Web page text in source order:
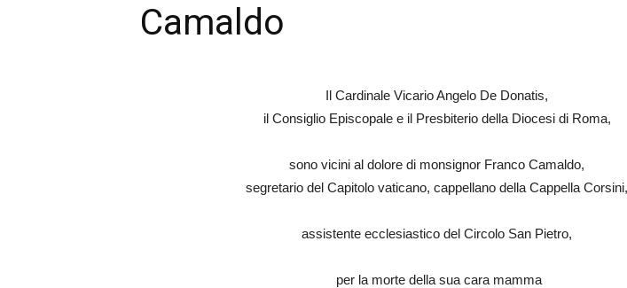
Camaldo
Il Cardinale Vicario Angelo De Donatis,
il Consiglio Episcopale e il Presbiterio della Diocesi di Roma,
sono vicini al dolore di monsignor Franco Camaldo,
segretario del Capitolo vaticano, cappellano della Cappella Corsini,
assistente ecclesiastico del Circolo San Pietro,
per la morte della sua cara mamma